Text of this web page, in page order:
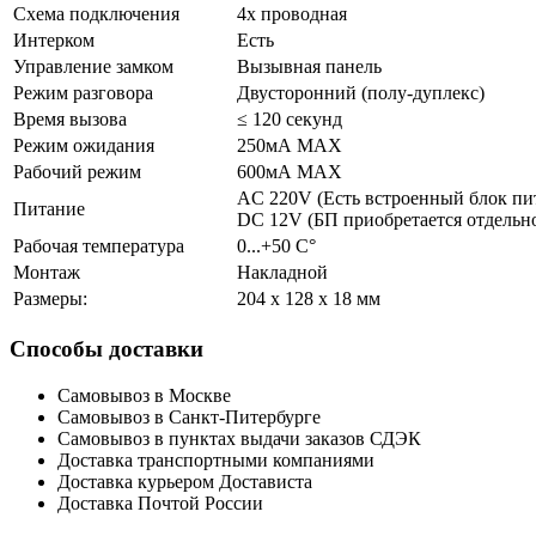
Схема подключения
4х проводная
Интерком
Есть
Управление замком
Вызывная панель
Режим разговора
Двусторонний (полу-дуплекс)
Время вызова
≤ 120 секунд
Режим ожидания
250мА MAX
Рабочий режим
600мА MAX
Питание
AC 220V (Есть встроенный блок
DC 12V (БП приобретается
Рабочая температура
0...+50 С°
Монтаж
Накладной
Размеры:
204 х 128 х 18 мм
Способы доставки
Самовывоз в Москве
Самовывоз в Санкт-Питербурге
Самовывоз в пунктах выдачи заказов СДЭК
Доставка транспортными компаниями
Доставка курьером Достависта
Доставка Почтой России